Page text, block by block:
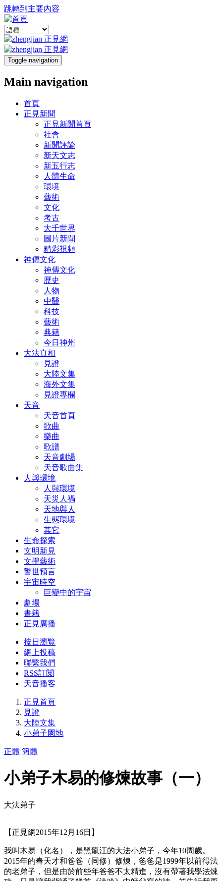
跳轉到主要內容
Toggle navigation
Main navigation
首頁
正見新聞
正見新聞首頁
社會
新聞評論
新天文志
新五行志
人體生命
環境
藝術
文化
考古
大千世界
圖片新聞
精彩視頻
神傳文化
神傳文化
歷史
人物
中醫
科技
藝術
典籍
今日神州
大法真相
見證
大陸文集
海外文集
見證專欄
天音
天音首頁
歌曲
樂曲
歌譜
天音劇場
天音歌曲集
人與環境
人與環境
天災人禍
天地與人
生態環境
其它
生命探索
文明新見
文學藝術
警世預言
宇宙時空
巨變中的宇宙
劇場
書籍
正見廣播
按日瀏覽
網上投稿
聯繫我們
RSS訂閱
天音播客
正見首頁
見證
大陸文集
小弟子園地
正體 簡體
小弟子木易的修煉故事（一）
大法弟子
【正見網2015年12月16日】
我叫木易（化名），是黑龍江的大法小弟子，今年10周歲。
2015年的春天才和爸爸（同修）修煉，爸爸是1999年以前得法
的老弟子，但是由於前些年爸爸不太精進，沒有帶著我學法煉